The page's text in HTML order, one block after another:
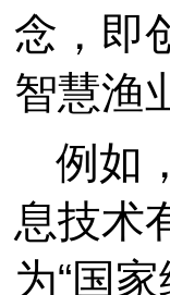
念，即
智慧渔
例如
息技术
为“国